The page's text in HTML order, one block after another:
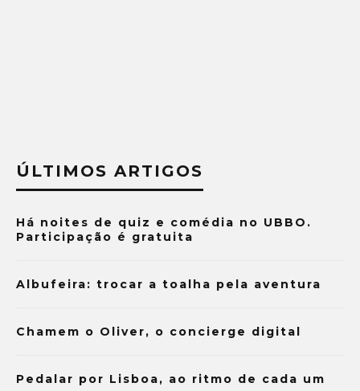
ÚLTIMOS ARTIGOS
Há noites de quiz e comédia no UBBO.
Participação é gratuita
Albufeira: trocar a toalha pela aventura
Chamem o Oliver, o concierge digital
Pedalar por Lisboa, ao ritmo de cada um